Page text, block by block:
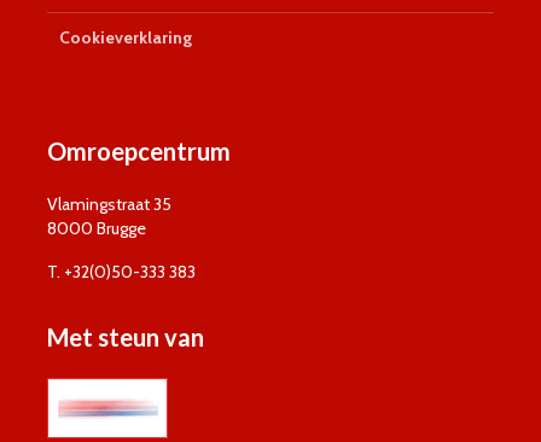
Cookieverklaring
Omroepcentrum
Vlamingstraat 35
8000 Brugge
T. +32(0)50-333 383
Met steun van